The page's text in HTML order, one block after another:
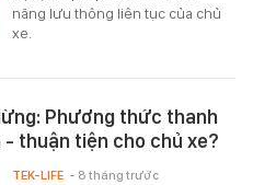
năng lưu thông liên tục của chủ
xe.
Phương thức thanh
thuận tiện cho chủ xe?
TEK-LIFE - 8 tháng trước